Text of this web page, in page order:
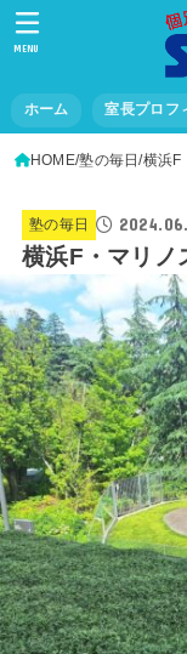
ホーム 室長プロフ
MENU
HOME 塾の毎日 横浜F
塾の毎日
横浜F・マリノ